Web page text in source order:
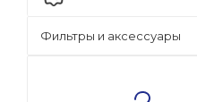
Фильтры и аксессуары